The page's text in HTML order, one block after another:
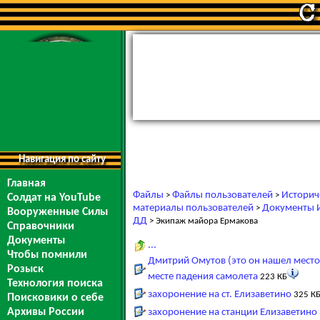
Навигация по сайту
Главная
Солдат на YouTube
Вооруженные Силы
Справочники
Документы
Чтобы помнили
Розыск
Технология поиска
Поисковики о себе
Архивы России
Файлы > Файлы пользователей >
материалы пользователей > Документы
ДД > Экипаж майора Ермакова
...
Дмитрий Омутов (это он нашел
месте падения самолета 223 КБ
захоронение на ст. Елизаветино 325 КБ
захоронение на станции Елизаветино